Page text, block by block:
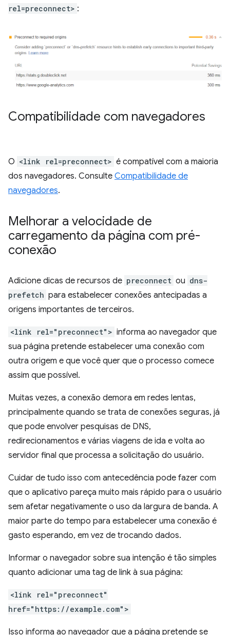
rel=preconnect> :
Compatibilidade com navegadores
O <link rel=preconnect> é compatível com a maioria
dos navegadores. Consulte Compatibilidade de
navegadores.
Melhorar a velocidade de
carregamento da página com pré-
conexão
Adicione dicas de recursos de preconnect ou dns-
prefetch para estabelecer conexões antecipadas a
origens importantes de terceiros.
<link rel="preconnect"> informa ao navegador que
sua página pretende estabelecer uma conexão com
outra origem e que você quer que o processo comece
assim que possível.
Muitas vezes, a conexão demora em redes lentas,
principalmente quando se trata de conexões seguras, já
que pode envolver pesquisas de DNS,
redirecionamentos e várias viagens de ida e volta ao
servidor final que processa a solicitação do usuário.
Cuidar de tudo isso com antecedência pode fazer com
que o aplicativo pareça muito mais rápido para o usuário
sem afetar negativamente o uso da largura de banda. A
maior parte do tempo para estabelecer uma conexão é
gasto esperando, em vez de trocando dados.
Informar o navegador sobre sua intenção é tão simples
quanto adicionar uma tag de link à sua página:
<link rel="preconnect"
href="https://example.com">
Isso informa ao navegador que a página pretende se